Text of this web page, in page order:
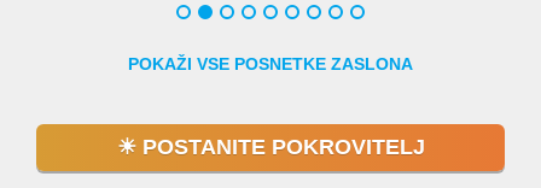
POKAŽI VSE POSNETKE ZASLONA
☀ POSTANITE POKROVITELJ